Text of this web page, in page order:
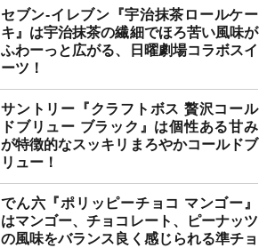
セブン-イレブン『宇治抹茶ロールケー
キ』は宇治抹茶の繊細でほろ苦い風味が
ふわーっと広がる、日曜劇場コラボスイ
ーツ！
サントリー『クラフトボス 贅沢コール
ドブリュー ブラック』は個性ある甘み
が特徴的なスッキリまろやかコールドブ
リュー！
でん六『ポリッピーチョコ マンゴー』
はマンゴー、チョコレート、ピーナッツ
の風味をバランス良く感じられる準チョ